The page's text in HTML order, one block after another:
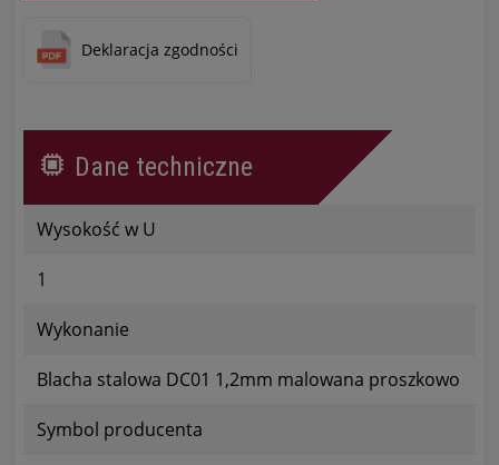
Deklaracja zgodności
Dane techniczne
Wysokość w U
1
Wykonanie
Blacha stalowa DC01 1,2mm malowana proszkowo
Symbol producenta